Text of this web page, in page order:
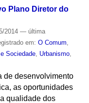
Plano Diretor do
2014 — última
em: O Comum
Sociedade, Urbanismo,
de desenvolvimento
as oportunidades
qualidade dos